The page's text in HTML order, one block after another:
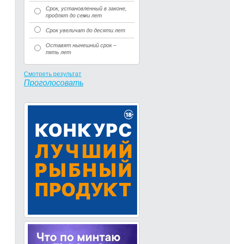
Срок, установленный в законе,
продлят до семи лет
Срок увеличат до десяти лет
Оставят нынешний срок –
пять лет
Смотреть результат
Проголосовать